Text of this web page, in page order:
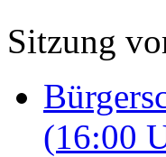
Sitzung
(16:00